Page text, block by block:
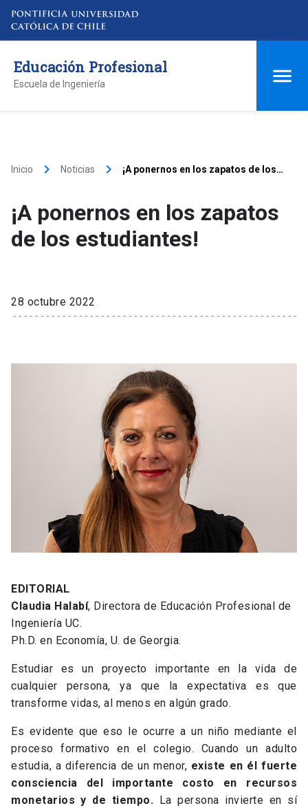
Educación Profesional
Escuela de Ingeniería
Inicio keyboard_arrow_right Noticias keyboard_arrow_right
¡A ponernos en los zapatos de los
¡A ponernos en los zapatos
de los estudiantes!
28 octubre 2022
EDITORIAL
Claudia Halabí, Directora de Educación Profesional de
Ingeniería UC.
Ph.D. en Economía, U. de Georgia.
Estudiar es un proyecto importante en la vida de
cualquier persona, ya que la expectativa es que
transforme vidas, al menos en algún grado.
Es evidente que eso le ocurre a un niño mediante el
proceso formativo en el colegio. Cuando un adulto
estudia, a diferencia de un menor, existe en él fuerte
consciencia del importante costo en recursos
monetarios y de tiempo. La persona invierte en sí